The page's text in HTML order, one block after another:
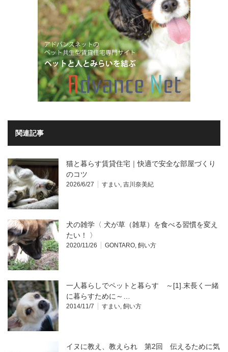
関連記事
猫と暮らす賃貸住宅｜快適で安全な部屋づくり
のコツ
2026/6/27 すまい 吉川奈美紀
犬の雑学〈 犬が草（雑草）を食べる習慣を変え
たい！ 〉
2020/11/26 GONTARO 飼い方
一人暮らしでペットと暮らす ～[1].末長く一緒
に暮らすために～…
2014/11/7 すまい 飼い方
イヌに教え、教えられ 第2回 伝えるために気